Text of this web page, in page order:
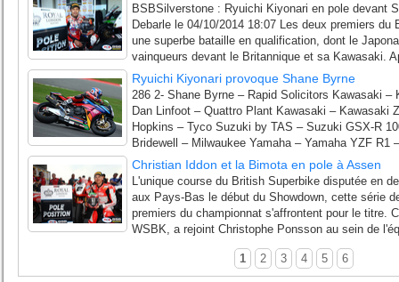
BSBSilverstone : Ryuichi Kiyonari en pole devant
Debarle le 04/10/2014 18:07 Les deux premiers
une superbe bataille en qualification, dont le
vainqueurs devant le Britannique et sa Kawasaki.
Ryuichi Kiyonari provoque Shane Byrne
286 2- Shane Byrne – Rapid Solicitors Kawasaki –
Dan Linfoot – Quattro Plant Kawasaki – Kawasaki
Hopkins – Tyco Suzuki by TAS – Suzuki GSX-R
Bridewell – Milwaukee Yamaha – Yamaha YZF R1
Christian Iddon et la Bimota en pole à Assen
L'unique course du British Superbike disputée en
aux Pays-Bas le début du Showdown, cette série
premiers du championnat s'affrontent pour le titre.
WSBK, a rejoint Christophe Ponsson au sein de
1 2 3 4 5 6